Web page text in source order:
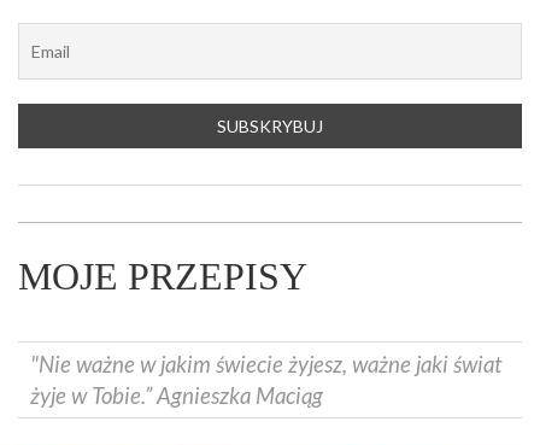
MOJE PRZEPISY
"Nie ważne w jakim świecie żyjesz, ważne jaki świat
żyje w Tobie.” Agnieszka Maciąg